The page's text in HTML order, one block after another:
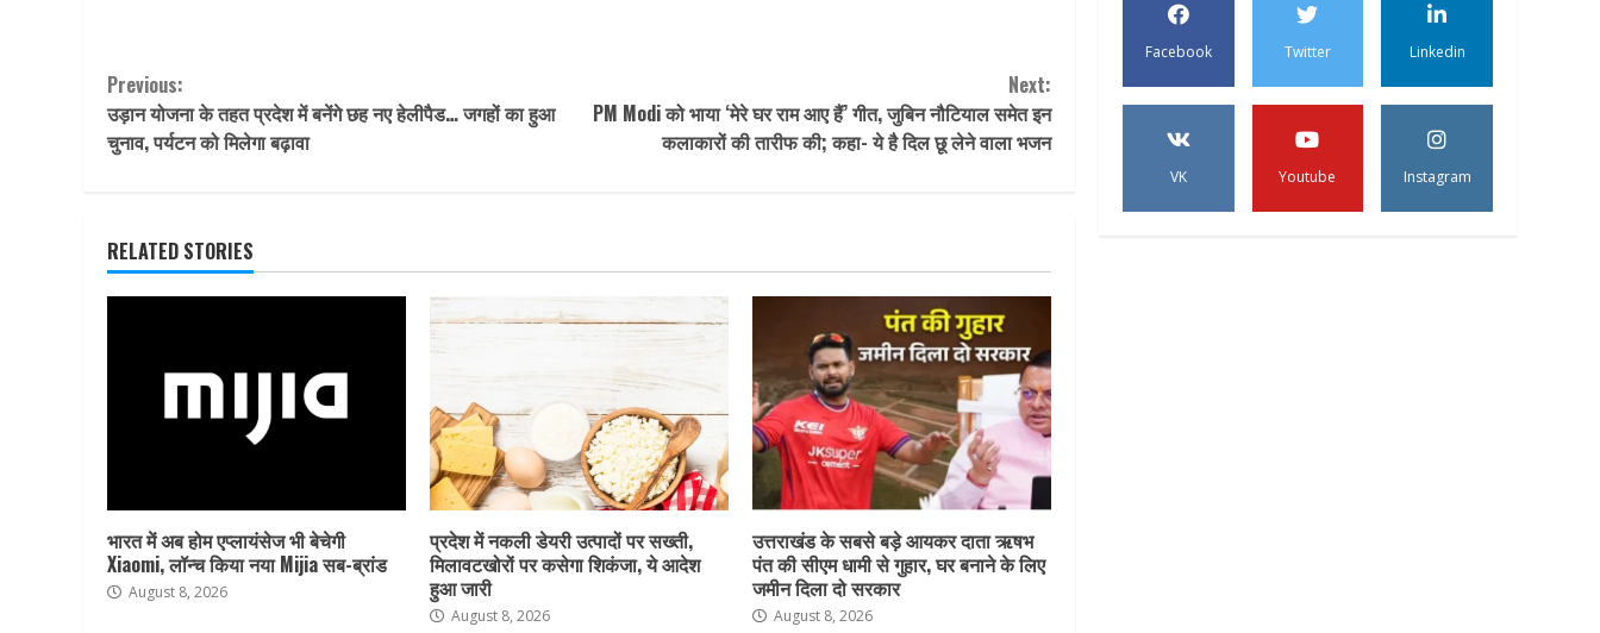
Continue
Reading
Previous:
उड़ान योजना के तहत प्रदेश में बनेंगे छह नए हेलीपैड… जगहों का हुआ
चुनाव, पर्यटन को मिलेगा बढ़ावा
Next:
PM Modi को भाया ‘मेरे घर राम आए हैं’ गीत, जुबिन नौटियाल समेत इन
कलाकारों की तारीफ की; कहा- ये है दिल छू लेने वाला भजन
RELATED STORIES
भारत में अब होम एप्लायंसेज भी बेचेगी
Xiaomi, लॉन्च किया नया Mijia सब-ब्रांड
August 8, 2026
प्रदेश में नकली डेयरी उत्पादों पर सख्ती,
मिलावटखोरों पर कसेगा शिकंजा, ये आदेश
हुआ जारी
August 8, 2026
उत्तराखंड के सबसे बड़े आयकर दाता ऋषभ
पंत की सीएम धामी से गुहार, घर बनाने के लिए
जमीन दिला दो सरकार
August 8, 2026
Facebook Twitter Linkedin
VK Youtube Instagram